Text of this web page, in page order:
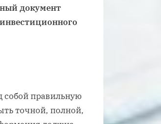
документ
собой правильную
точной, полной,